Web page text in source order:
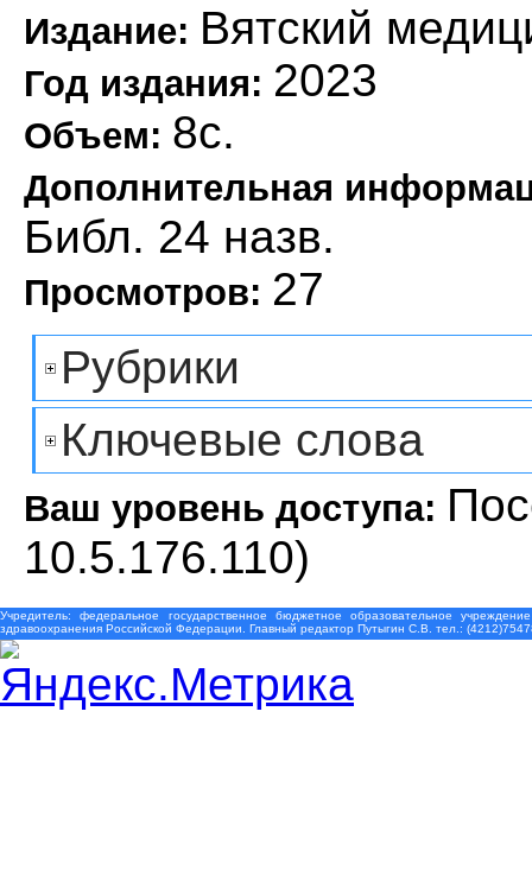
Издание: Вятский
Год издания: 2023
Объем: 8с.
Дополнительная
Библ. 24 назв.
Просмотров: 27
Рубрики
Ключевые слова
Ваш уровень доступа:
10.5.176.110)
Учредитель: федеральное государственное бюджетное образовательное
здравоохранения Российской Федерации. Главный редактор Путыгин С.В. тел.: